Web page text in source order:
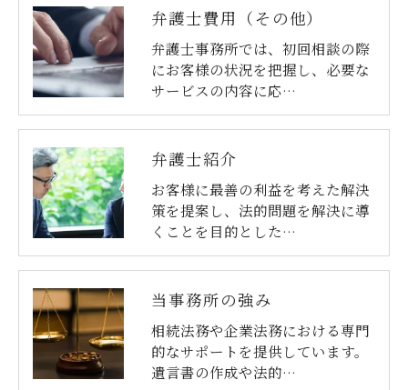
弁護士費用（その他）
弁護士事務所では、初回相談の際
にお客様の状況を把握し、必要な
サービスの内容に応…
弁護士紹介
お客様に最善の利益を考えた解決
策を提案し、法的問題を解決に導
くことを目的とした…
当事務所の強み
相続法務や企業法務における専門
的なサポートを提供しています。
遺言書の作成や法的…